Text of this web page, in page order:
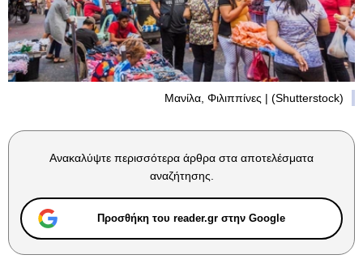
Μανίλα, Φιλιππίνες | (Shutterstock)
Ανακαλύψτε περισσότερα άρθρα στα αποτελέσματα
αναζήτησης.
Προσθήκη του reader.gr στην Google